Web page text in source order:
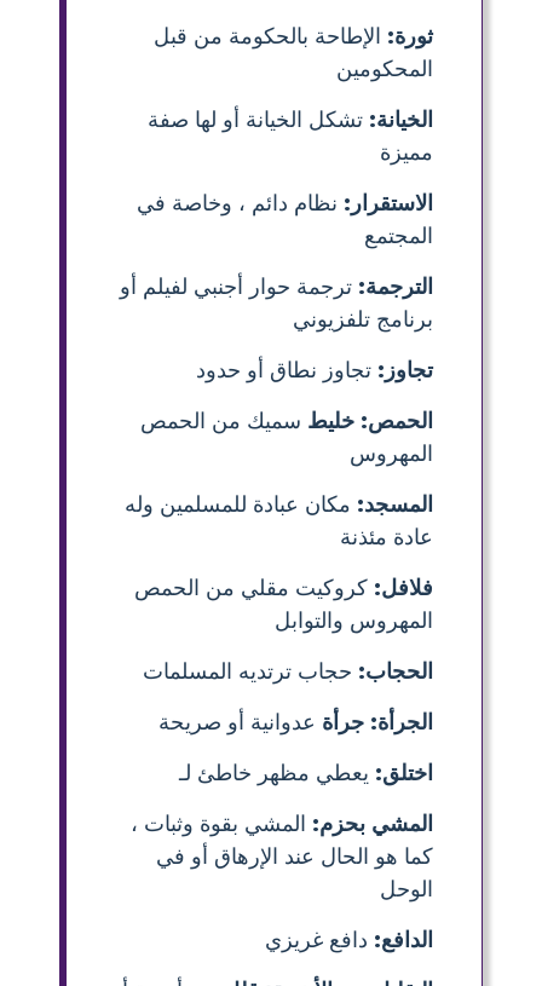
ثورة: الإطاحة بالحكومة من قبل
المحكومين
الخيانة: تشكل الخيانة أو لها صفة
مميزة
الاستقرار: نظام دائم ، وخاصة في
المجتمع
الترجمة: ترجمة حوار أجنبي لفيلم أو
برنامج تلفزيوني
تجاوز: تجاوز نطاق أو حدود
الحمص: خليط سميك من الحمص
المهروس
المسجد: مكان عبادة للمسلمين وله
عادة مئذنة
فلافل: كروكيت مقلي من الحمص
المهروس والتوابل
الحجاب: حجاب ترتديه المسلمات
الجرأة: جرأة عدوانية أو صريحة
اختلق: يعطي مظهر خاطئ لـ
المشي بحزم: المشي بقوة وثبات ،
كما هو الحال عند الإرهاق أو في
الوحل
الدافع: دافع غريزي